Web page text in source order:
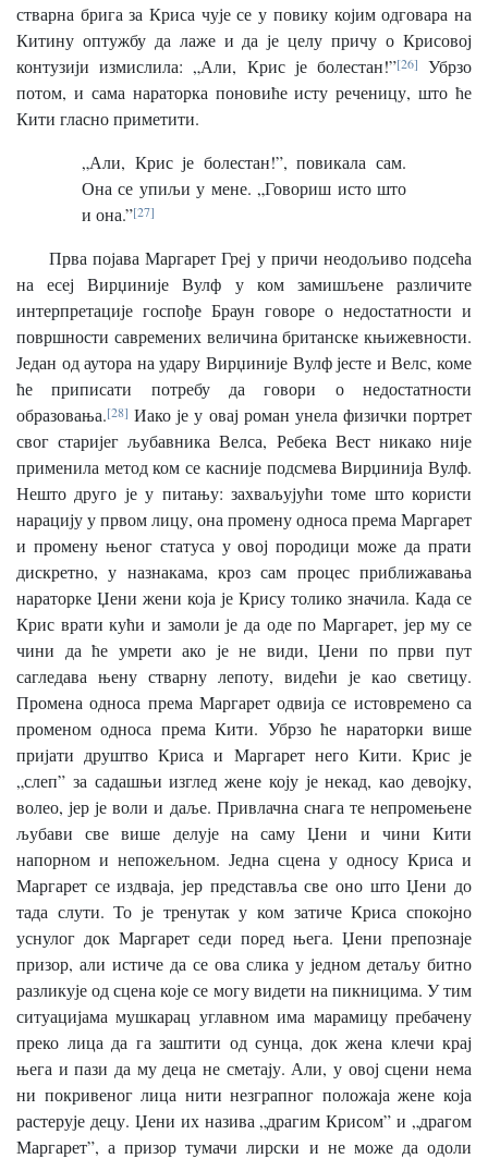
стварна брига за Криса чује се у повику којим одговара на
Китину оптужбу да лаже и да је целу причу о Крисовој
контузији измислила: „Али, Крис је болестан!”[26]
Убрзо
потом, и сама нараторка поновиће исту реченицу, што ће
Кити гласно приметити.
„Али, Крис је болестан!”, повикала сам.
Она се упиљи у мене. „Говориш исто што
и она.”[27]
Прва појава Маргарет Греј у причи неодољиво подсећа
на есеј Вирџиније Вулф у ком замишљене различите
интерпретације госпође Браун говоре о недостатности и
површности савремених величина британске књижевности.
Један од аутора на удару Вирџиније Вулф јесте и Велс, коме
ће приписати потребу да говори о недостатности
образовања.[28] Иако је у овај роман унела физички портрет
свог старијег љубавника Велса, Ребека Вест никако није
применила метод ком се касније подсмева Вирџинија Вулф.
Нешто друго је у питању: захваљујући томе што користи
нарацију у првом лицу, она промену односа према Маргарет
и промену њеног статуса у овој породици може да прати
дискретно, у назнакама, кроз сам процес приближавања
нараторке Џени жени која је Крису толико значила. Када се
Крис врати кући и замоли је да оде по Маргарет, јер му се
чини да ће умрети ако је не види, Џени по први пут
сагледава њену стварну лепоту, видећи је као светицу.
Промена односа према Маргарет одвија се истовремено са
променом односа према Кити. Убрзо ће нараторки више
пријати друштво Крисa и Маргарет него Кити. Крис је
„слеп” за садашњи изглед жене коју је некад, као девојку,
волео, јер је воли и даље. Привлачна снага те непромењене
љубави све више делује на саму Џени и чини Кити
напорном и непожељном. Једна сцена у односу Криса и
Маргарет се издваја, јер представља све оно што Џени до
тада слути. То је тренутак у ком затиче Криса спокојно
уснулог док Маргарет седи поред њега. Џени препознаје
призор, али истиче да се ова слика у једном детаљу битно
разликује од сцена које се могу видети на пикницима. У тим
ситуацијама мушкарац углавном има марамицу пребачену
преко лица да га заштити од сунца, док жена клечи крај
њега и пази да му деца не сметају. Али, у овој сцени нема
ни покривеног лица нити незграпног положаја жене која
растерује децу. Џени их назива „драгим Крисом” и „драгом
Маргарет”, а призор тумачи лирски и не може да одоли